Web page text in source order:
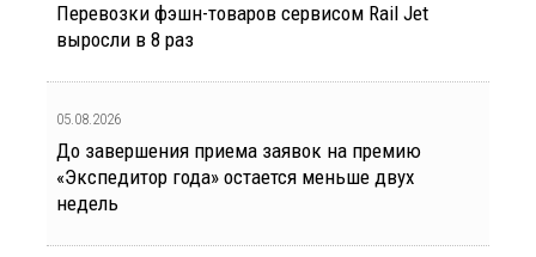
Перевозки фэшн-товаров сервисом Rail Jet
выросли в 8 раз
05.08.2026
До завершения приема заявок на премию
«Экспедитор года» остается меньше двух
недель